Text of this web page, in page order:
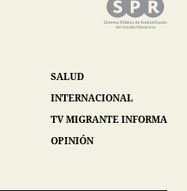
SALUD
INTERNACIONAL
TV MIGRANTE INFORMA
OPINIÓN